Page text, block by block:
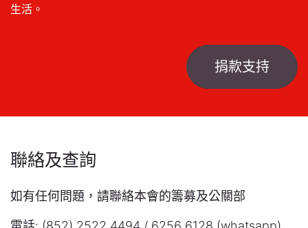
生活。
捐款支持
聯絡及查詢
如有任何問題，請聯絡本會的籌募及公關部